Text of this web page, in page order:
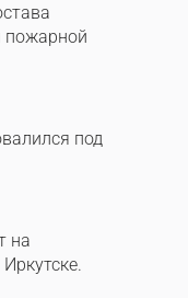
пожарной
под
на